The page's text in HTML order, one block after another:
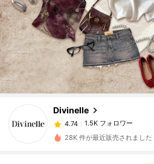
Divinelle
4.74 1.5K フォロワー
4.74 1.5K フォロワー
4.74
1.5K フォロワー
8***1 は1日前 に購入しました
28K 件が最近販売されました